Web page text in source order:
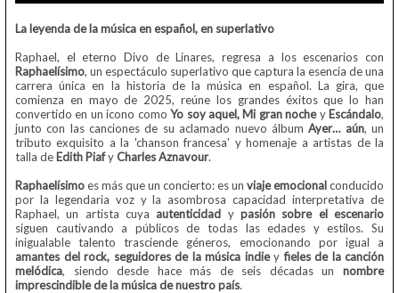
La leyenda de la música en español, en superlativo
Raphael, el eterno Divo de Linares, regresa a los escenarios con
Raphaelísimo, un espectáculo superlativo que captura la esencia de una
carrera única en la historia de la música en español. La gira, que
comienza en mayo de 2025, reúne los grandes éxitos que lo han
convertido en un icono comoYo soy aquel, Mi gran nochey Escándalo,
junto con las canciones de su aclamado nuevo álbumAyer… aún, un
tributo exquisito a la 'chanson francesa' y homenaje a artistas de la
talla de Edith PiafyCharles Aznavour.
Raphaelísimoes más que un concierto: es un viaje emocionalconducido
por la legendaria voz y la asombrosa capacidad interpretativa de
Raphael, un artista cuya autenticidad ypasión sobre el escenario
siguen cautivando a públicos de todas las edades y estilos. Su
inigualable talento trasciende géneros, emocionando por igual a
amantes del rock, seguidores de la música indiey fieles de la canción
melódica, siendo desde hace más de seis décadas un nombre
imprescindible de la música de nuestro país.